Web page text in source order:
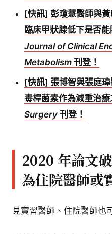
[快訊] 彭瓊慧醫師與
臨床甲狀腺低下是否
Journal of Clinical
Metabolism刊登！
[快訊] 張博智與張庭
毒桿菌素作為減重治
Surgery刊登！
2020 年論文
為住院醫師或
見實習醫師、住院醫師也